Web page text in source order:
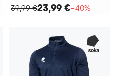
39,99 €23,99 €−40%